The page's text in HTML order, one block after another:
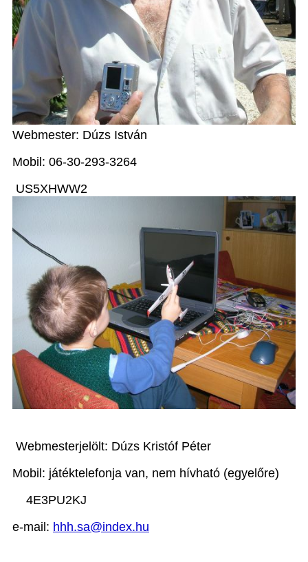
Webmester: Dúzs István
Mobil: 06-30-293-3264
US5XHWW2
Webmesterjelölt: Dúzs Kristóf Péter
Mobil: játéktelefonja van, nem hívható (egyelőre)
4E3PU2KJ
e-mail: hhh.sa@index.hu